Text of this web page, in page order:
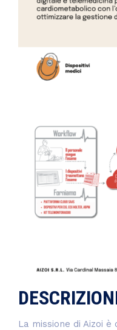
La missione di Aizoi